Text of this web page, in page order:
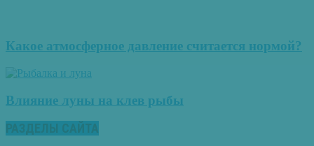
Какое атмосферное давление считается нормой?
Влияние луны на клев рыбы
РАЗДЕЛЫ САЙТА